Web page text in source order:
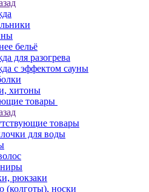
бельё
для разогрева
с эффектом сауны
хитоны
товары
товары
для воды
рюкзаки
(колготы), носки